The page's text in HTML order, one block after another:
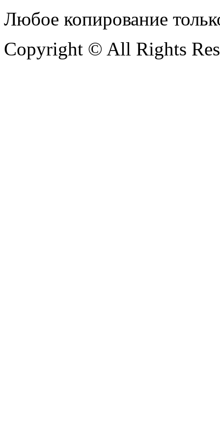
Любое копирование
Copyright © All Rights